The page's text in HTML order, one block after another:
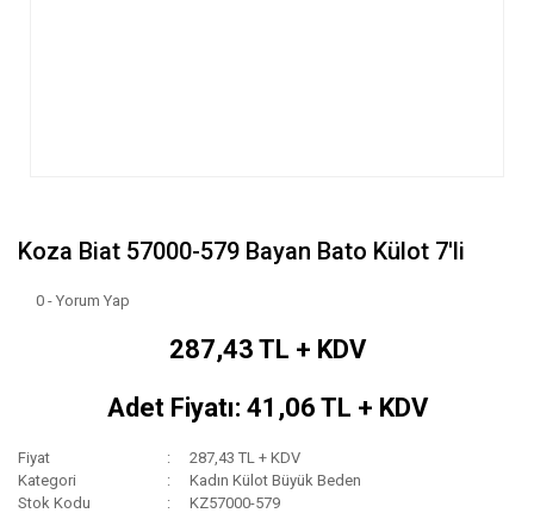
Koza Biat 57000-579 Bayan Bato Külot 7'li
0 - Yorum Yap
287,43 TL + KDV
Adet Fiyatı: 41,06 TL + KDV
Fiyat
287,43 TL + KDV
Kategori
Kadın Külot Büyük Beden
Stok Kodu
KZ57000-579